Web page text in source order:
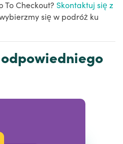
To Checkout? Skontaktuj się z
się w podróż ku